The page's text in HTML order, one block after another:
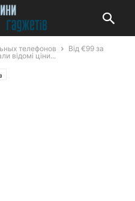
телефонов
Від €99 за
відомі ціни...